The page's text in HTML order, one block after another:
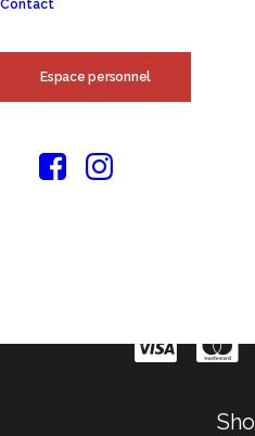
Contact
Espace personnel
Sign up for